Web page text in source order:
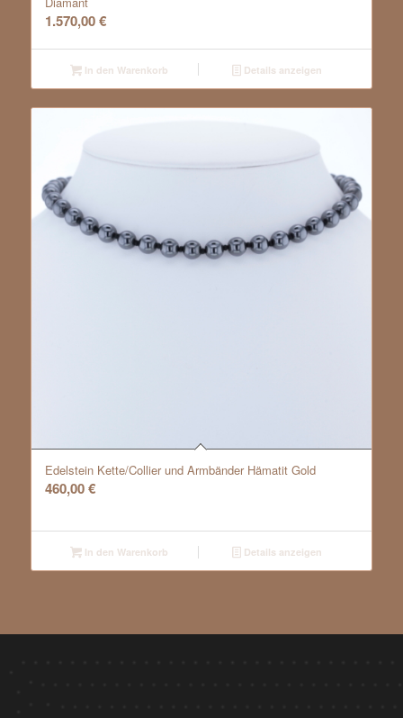
1.570,00€
In den Warenkorb Details anzeigen
Edelstein Kette/Collier und Armbänder Hämatit Gold
460,00€
In den Warenkorb Details anzeigen